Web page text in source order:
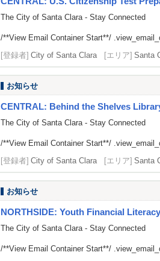
The City of Santa Clara - Stay Connected
/**View Email Container Start**/
[登録者] City of Santa Clara [エリア] Santa
お知らせ
CENTRAL: Behind the Shelves
The City of Santa Clara - Stay Connected
/**View Email Container Start**/
[登録者] City of Santa Clara [エリア] Santa
お知らせ
NORTHSIDE: Youth Financial
The City of Santa Clara - Stay Connected
/**View Email Container Start**/